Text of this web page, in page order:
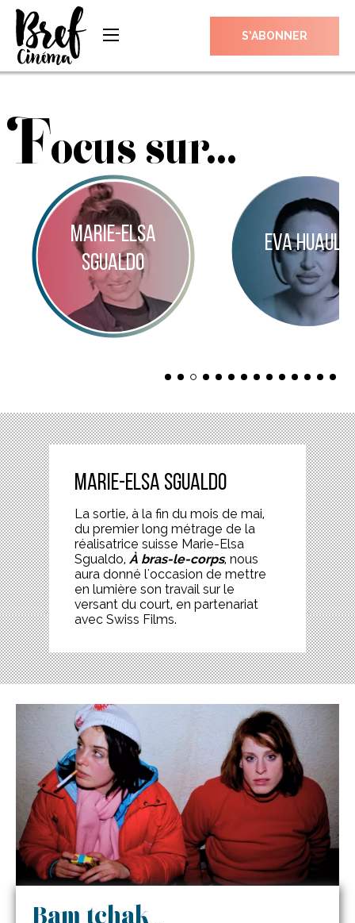
S’ABONNER
Focus sur...
MARIE-ELSA
SGUALDO
EVA HUAULT
Marie-Elsa Sgualdo
La sortie, à la fin du mois de mai,
du premier long métrage de la
réalisatrice suisse Marie-Elsa
Sgualdo,À bras-le-corps, nous
aura donné l'occasion de mettre
en lumière son travail sur le
versant du court, en partenariat
avec Swiss Films.
Bam tchak